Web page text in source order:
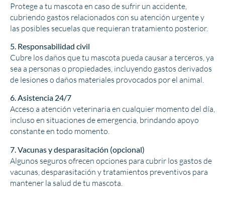
Protege a tu mascota en caso de sufrir un accidente,
cubriendo gastos relacionados con su atención urgente y
las posibles secuelas que requieran tratamiento posterior.
5. Responsabilidad civil
Cubre los daños que tu mascota pueda causar a terceros, ya
sea a personas o propiedades, incluyendo gastos derivados
de lesiones o daños materiales provocados por el animal.
6. Asistencia 24/7
Acceso a atención veterinaria en cualquier momento del día,
incluso en situaciones de emergencia, brindando apoyo
constante en todo momento.
7. Vacunas y desparasitación (opcional)
Algunos seguros ofrecen opciones para cubrir los gastos de
vacunas, desparasitación y tratamientos preventivos para
mantener la salud de tu mascota.